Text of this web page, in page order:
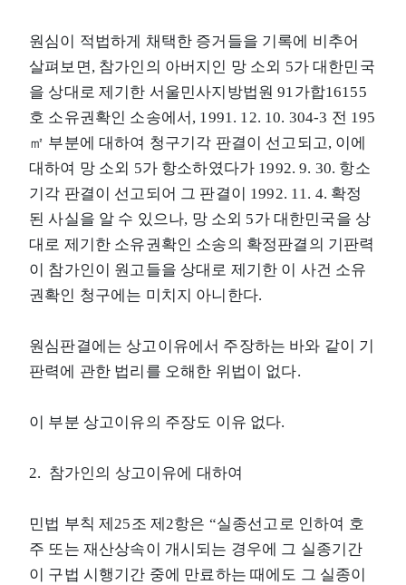
원심이 적법하게 채택한 증거들을 기록에 비추어
살펴보면, 참가인의 아버지인 망 소외 5가 대한민국
을 상대로 제기한 서울민사지방법원 91가합16155
호 소유권확인 소송에서, 1991. 12. 10. 304-3 전 195
㎡ 부분에 대하여 청구기각 판결이 선고되고, 이에
대하여 망 소외 5가 항소하였다가 1992. 9. 30. 항소
기각 판결이 선고되어 그 판결이 1992. 11. 4. 확정
된 사실을 알 수 있으나, 망 소외 5가 대한민국을 상
대로 제기한 소유권확인 소송의 확정판결의 기판력
이 참가인이 원고들을 상대로 제기한 이 사건 소유
권확인 청구에는 미치지 아니한다.
원심판결에는 상고이유에서 주장하는 바와 같이 기
판력에 관한 법리를 오해한 위법이 없다.
이 부분 상고이유의 주장도 이유 없다.
2. 참가인의 상고이유에 대하여
민법 부칙 제25조 제2항은 “실종선고로 인하여 호
주 또는 재산상속이 개시되는 경우에 그 실종기간
이 구법 시행기간 중에 만료하는 때에도 그 실종이